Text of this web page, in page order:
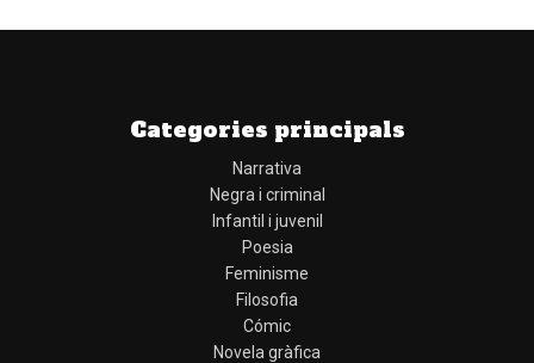
Categories principals
Narrativa
Negra i criminal
Infantil i juvenil
Poesia
Feminisme
Filosofia
Cómic
Novela gràfica